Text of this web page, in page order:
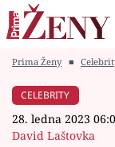
Módní alarm
Prima Ženy ■
CELEBRITY
28. ledna 2023
David Laštovka